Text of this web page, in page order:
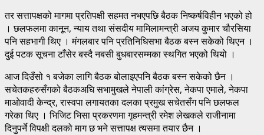
तर सत्तापक्षको मागमा प्रतिपक्षी सहमत नभएपछि बैठक निष्कर्षविहीन भएको हो
। छलफलमा कानून, न्याय तथा संसदीय मामिलामन्त्री अजय कुमार चौरसिया
पनि सहभागी थिए । मंगलबार पनि प्रतिनिधिसभा बैठक बस्न सकेको थिएन ।
दुई पटक सूचना टाँसेर बस्दै नबसी बुधबारसम्मका स्थगित भएको थियो ।
आज दिउँसो १ बजेका लागि बैठक बोलाइएपनि बैठक बस्न सकेको छैन ।
सचेतकहरुसँगको बैठकअघि सभामुखले नेपाली कांग्रेस, नेकपा एमाले, नेकपा
माओवादी केन्द्र, रास्वपा लगायतका दलका प्रमुख सचेतसँग पनि छलफल
गरेका थिए । भिजिट भिसा प्रकरणमा गृहमन्त्री रमेश लेखकले राजीनामा
दिनुपर्ने विपक्षी दलको माग छ भने सत्तापक्ष त्यसमा तयार छैन ।